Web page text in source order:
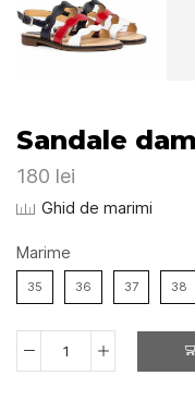
Sandale
180 lei
Ghid de marimi
Marime
35 36 37 38
Cantitate